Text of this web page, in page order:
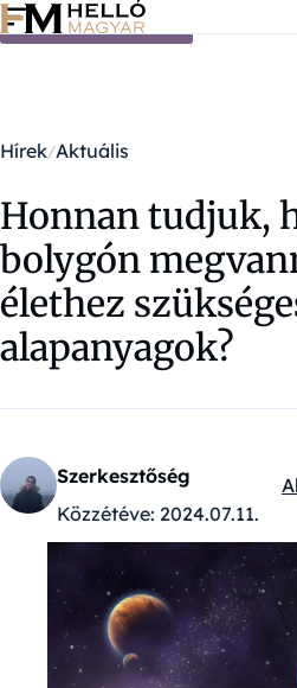
Ugrás a tartalomra
Hírek Aktuális
Honnan tudjuk,
bolygón
élethez
alapanyagok?
Szerkesztőség
Közzétéve: 2024.07.11.